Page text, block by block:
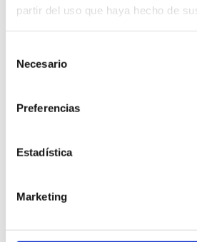
partir del uso que haya hecho de
Necesario
Preferencias
Estadística
Marketing
Enviar comentario
Tu dirección de correo electrónico